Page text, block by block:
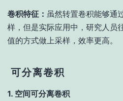
卷积特征： 虽然转置卷积能够通
样，但是实际应用中，研究人员
值的方式做上采样，效率更高。
可分离卷积
1. 空间可分离卷积